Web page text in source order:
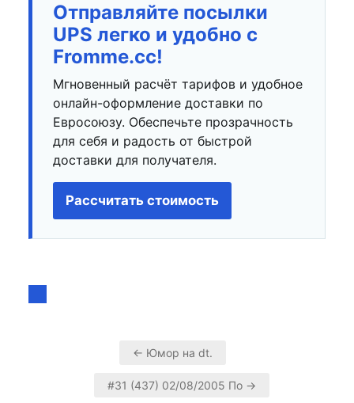
Отправляйте посылки
UPS легко и удобно с
Fromme.cc!
Мгновенный расчёт тарифов и удобное
онлайн-оформление доставки по
Евросоюзу. Обеспечьте прозрачность
для себя и радость от быстрой
доставки для получателя.
Рассчитать стоимость
Навигация
← Юмор на dt.
#31 (437) 02/08/2005 По →